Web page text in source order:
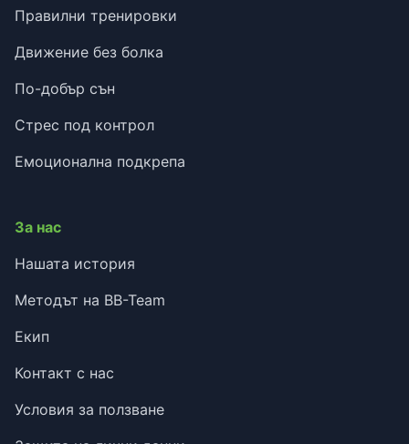
Правилни тренировки
Движение без болка
По-добър сън
Стрес под контрол
Емоционална подкрепа
За нас
Нашата история
Методът на BB-Team
Екип
Контакт с нас
Условия за ползване